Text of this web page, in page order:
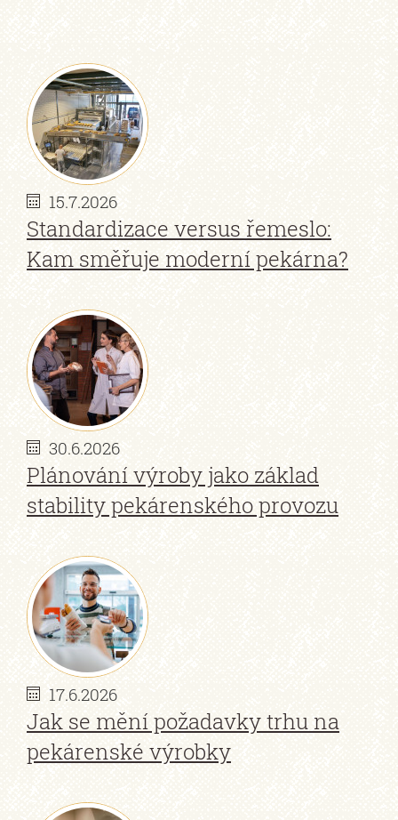
15.7.2026
Standardizace versus řemeslo:
Kam směřuje moderní pekárna?
30.6.2026
Plánování výroby jako základ
stability pekárenského provozu
17.6.2026
Jak se mění požadavky trhu na
pekárenské výrobky